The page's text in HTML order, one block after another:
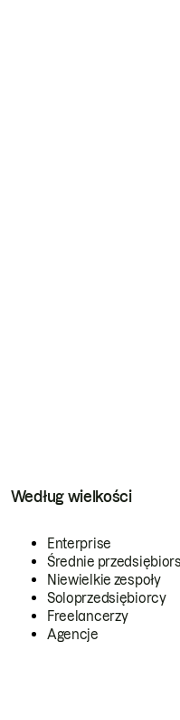
Według wielkości
Enterprise
Średnie
Niewielkie zespoły
Soloprzedsiębiorcy
Freelancerzy
Agencje